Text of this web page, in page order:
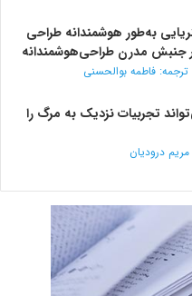
به‌طور هوشمندانه طراحی
جنبش مدرن طراحی‌هوشمندانه
فاطمه بوالحسنی
تجربیات نزدیک به مرگ را
درودیان